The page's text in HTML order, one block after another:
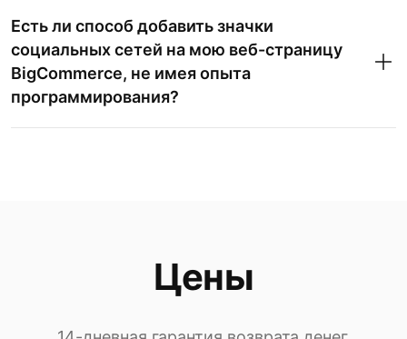
Есть ли способ добавить значки
социальных сетей на мою веб-страницу
BigCommerce, не имея опыта
программирования?
Цены